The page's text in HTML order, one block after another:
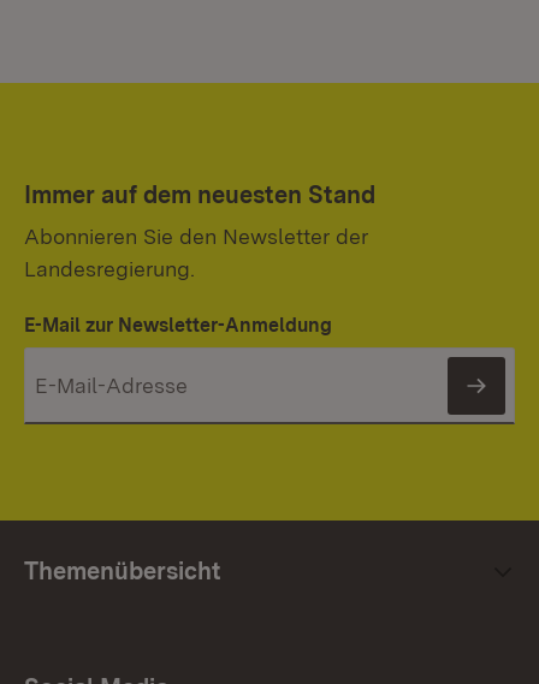
Immer auf dem neuesten Stand
Abonnieren Sie den Newsletter der
Landesregierung.
E-Mail zur Newsletter-Anmeldung
Themenübersicht